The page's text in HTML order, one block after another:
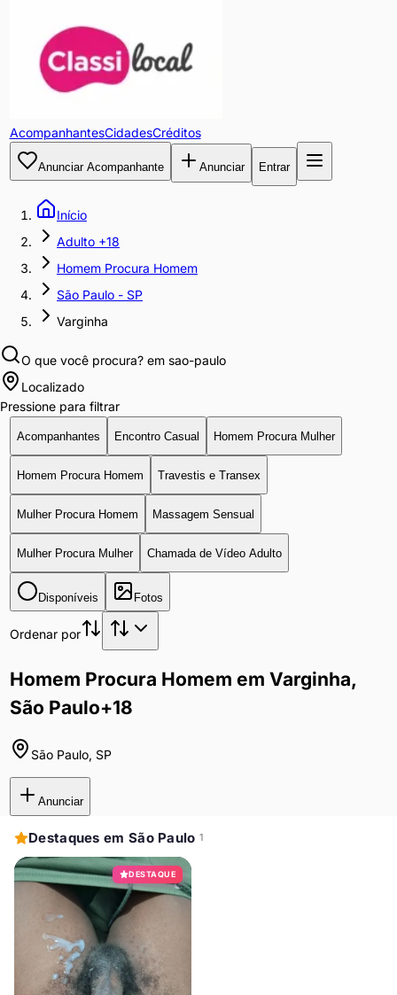
AcompanhantesCidadesCréditos
Anunciar Acompanhante Anunciar Entrar
Início
Adulto +18
Homem Procura Homem
São Paulo - SP
Varginha
O que você procura? em sao-paulo
Localizado
Pressione para filtrar
Acompanhantes Encontro Casual Homem Procura Mulher
Homem Procura Homem Travestis e Transex
Mulher Procura Homem Massagem Sensual
Mulher Procura Mulher Chamada de Vídeo Adulto
Disponíveis Fotos
Ordenar por
Homem Procura Homem em Varginha,
São Paulo+18
São Paulo, SP
Anunciar
Destaques em São Paulo 1
DESTAQUE